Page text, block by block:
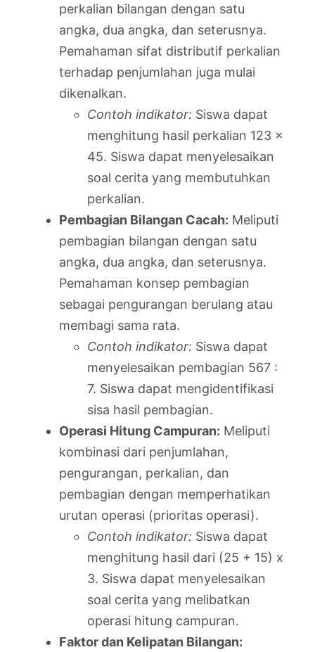
perkalian bilangan dengan satu
angka, dua angka, dan seterusnya.
Pemahaman sifat distributif perkalian
terhadap penjumlahan juga mulai
dikenalkan.
Contoh indikator: Siswa dapat
menghitung hasil perkalian 123 x
45. Siswa dapat menyelesaikan
soal cerita yang membutuhkan
perkalian.
Pembagian Bilangan Cacah: Meliputi
pembagian bilangan dengan satu
angka, dua angka, dan seterusnya.
Pemahaman konsep pembagian
sebagai pengurangan berulang atau
membagi sama rata.
Contoh indikator: Siswa dapat
menyelesaikan pembagian 567 :
7. Siswa dapat mengidentifikasi
sisa hasil pembagian.
Operasi Hitung Campuran: Meliputi
kombinasi dari penjumlahan,
pengurangan, perkalian, dan
pembagian dengan memperhatikan
urutan operasi (prioritas operasi).
Contoh indikator: Siswa dapat
menghitung hasil dari (25 + 15) x
3. Siswa dapat menyelesaikan
soal cerita yang melibatkan
operasi hitung campuran.
Faktor dan Kelipatan Bilangan: